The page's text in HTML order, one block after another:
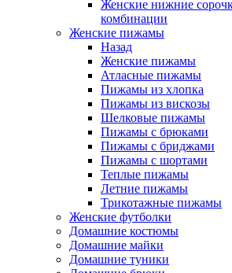
Женские нижние
комбинации
Женские пижамы
Назад
Женские пижамы
Атласные пижамы
Пижамы из хлопка
Пижамы из вискозы
Шелковые пижамы
Пижамы с брюками
Пижамы с бриджами
Пижамы с шортами
Теплые пижамы
Летние пижамы
Трикотажные пижамы
Женские футболки
Домашние костюмы
Домашние майки
Домашние туники